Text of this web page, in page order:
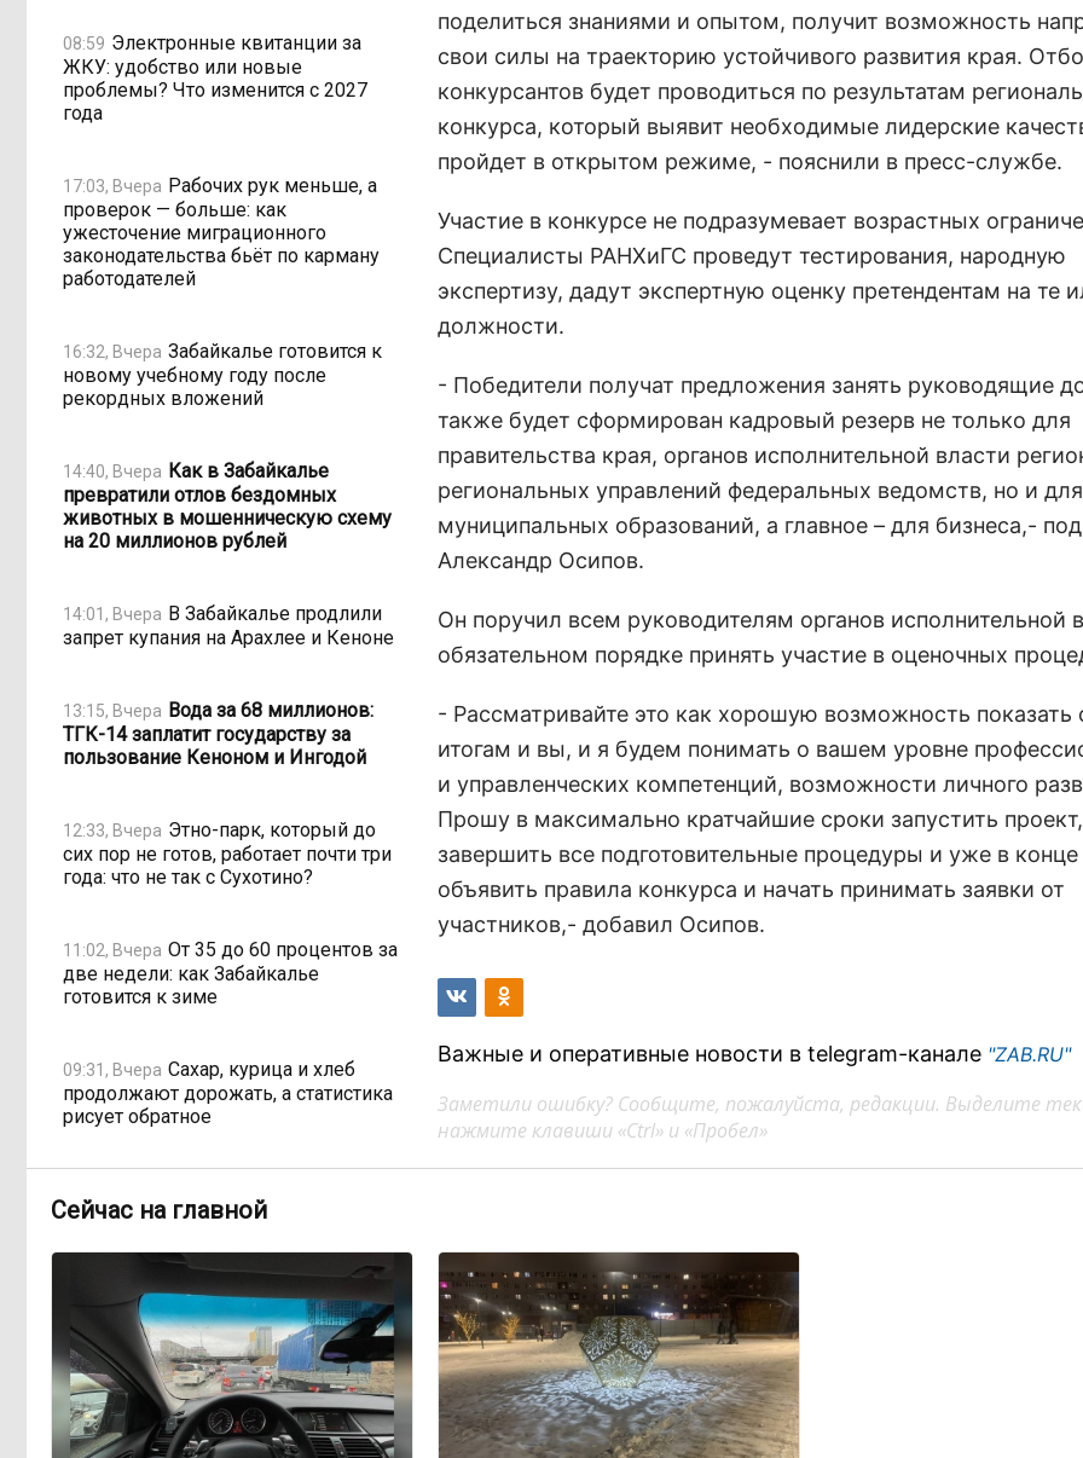
08:59 Электронные квитанции за
ЖКУ: удобство или новые
проблемы? Что изменится с 2027
года
17:03, Вчера Рабочих рук меньше, а
проверок — больше: как
ужесточение миграционного
законодательства бьёт по карману
работодателей
16:32, Вчера Забайкалье готовится к
новому учебному году после
рекордных вложений
14:40, Вчера Как в Забайкалье
превратили отлов бездомных
животных в мошенническую схему
на 20 миллионов рублей
14:01, Вчера В Забайкалье продлили
запрет купания на Арахлее и Кеноне
13:15, Вчера Вода за 68 миллионов:
ТГК-14 заплатит государству за
пользование Кеноном и Ингодой
12:33, Вчера Этно-парк, который до
сих пор не готов, работает почти три
года: что не так с Сухотино?
11:02, Вчера От 35 до 60 процентов за
две недели: как Забайкалье
готовится к зиме
09:31, Вчера Сахар, курица и хлеб
продолжают дорожать, а статистика
рисует обратное
дамбы раньше сроков, чтобы
18:01, 6 августа
Погодные качели в
Забайкалье: прогноз синоптиков на
ближайшие выходные
16:58, 6 августа Консультанты
возглавили рейтинг самых
поделиться знаниями и опытом, получит возможность
свои силы на траекторию устойчивого развития края.
конкурсантов будет проводиться по результатам
конкурса, который выявит необходимые лидерские
пройдет в открытом режиме, - пояснили в пресс-службе.
Участие в конкурсе не подразумевает возрастных
Специалисты РАНХиГС проведут тестирования, народную
экспертизу, дадут экспертную оценку претендентам на те
должности.
- Победители получат предложения занять руководящие
также будет сформирован кадровый резерв не только для
правительства края, органов исполнительной власти
региональных управлений федеральных ведомств, но и для
муниципальных образований, а главное – для бизнеса,-
Александр Осипов.
Он поручил всем руководителям органов исполнительной
обязательном порядке принять участие в оценочных
- Рассматривайте это как хорошую возможность показать
итогам и вы, и я будем понимать о вашем уровне
и управленческих компетенций, возможности личного
Прошу в максимально кратчайшие сроки запустить проект,
завершить все подготовительные процедуры и уже в
объявить правила конкурса и начать принимать заявки от
участников,- добавил Осипов.
Важные и оперативные новости в telegram-канале "ZAB.RU"
Заметили ошибку? Сообщите, пожалуйста, редакции. Выделите
нажмите клавиши «Ctrl» и «Пробел»
Сейчас на главной